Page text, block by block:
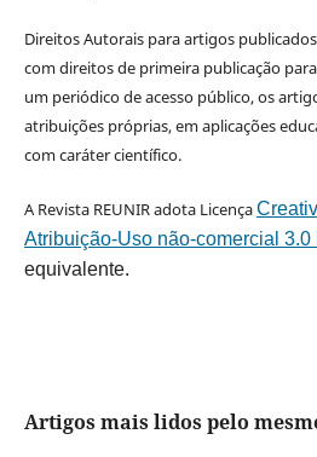
Direitos Autorais para artigos
com direitos de primeira publicação
um periódico de acesso público, os
atribuições próprias, em aplicações
com caráter científico.
A Revista REUNIR adota Licença
Atribuição-Uso não-comercial
equivalente.
Artigos mais lidos pelo